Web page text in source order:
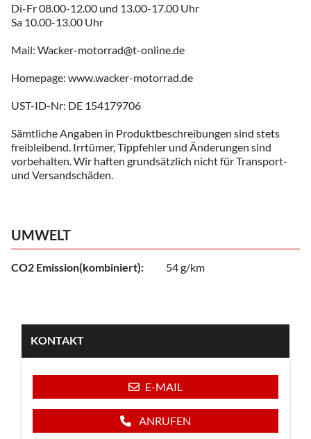
Di-Fr 08.00-12.00 und 13.00-17.00 Uhr
Sa 10.00-13.00 Uhr
Mail: Wacker-motorrad@t-online.de
Homepage: www.wacker-motorrad.de
UST-ID-Nr: DE 154179706
Sämtliche Angaben in Produktbeschreibungen sind stets
freibleibend. Irrtümer, Tippfehler und Änderungen sind
vorbehalten. Wir haften grundsätzlich nicht für Transport-
und Versandschäden.
UMWELT
CO2 Emission(kombiniert): 54 g/km
KONTAKT
E-MAIL
ANRUFEN